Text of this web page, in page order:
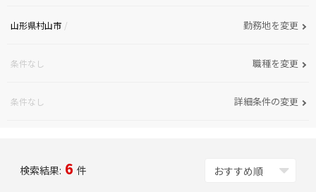
山形県村山市 勤務地を変更
条件なし 職種を変更
条件なし 詳細条件の変更
検索結果: 6 件